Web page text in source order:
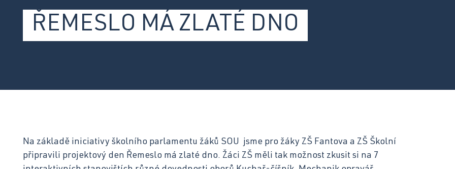
Přehled oborů ›
Dny otevřených dveří ›
ŘEMESLO MÁ ZLATÉ DNO
Na základě iniciativy školního parlamentu žáků SOU jsme pro žáky ZŠ Fantova a ZŠ Školní
připravili projektový den Řemeslo má zlaté dno. Žáci ZŠ měli tak možnost zkusit si na 7